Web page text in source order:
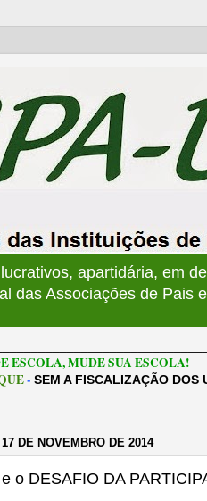
apartidária, em
das Associações de Pais
ESCOLA, MUDE SUA ESCOLA!
- SEM A FISCALIZAÇÃO DOS
DE NOVEMBRO DE 2014
o DESAFIO DA